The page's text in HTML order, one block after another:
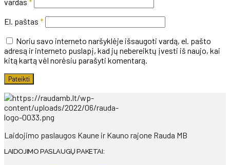
El. paštas *
Noriu savo interneto naršyklėje išsaugoti vardą, el. pašto
adresą ir interneto puslapį, kad jų nebereiktų įvesti iš naujo, kai
kitą kartą vėl norėsiu parašyti komentarą.
Laidojimo paslaugos Kaune ir Kauno rajone Rauda MB
LAIDOJIMO PASLAUGŲ PAKETAI: